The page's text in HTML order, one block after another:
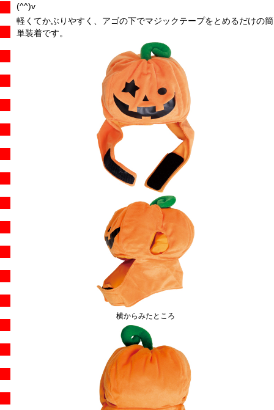
(^^)v
軽くてかぶりやすく、アゴの下でマジックテープをとめるだけの簡
単装着です。
横からみたところ